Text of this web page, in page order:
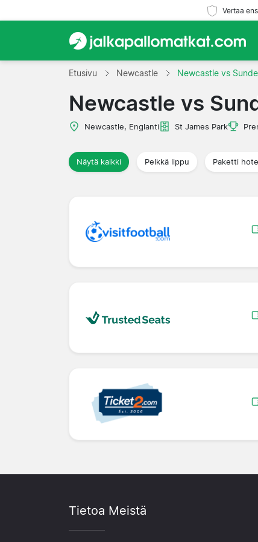
Vertaa
Etusivu Newcastle Newcastle vs
Newcastle vs
Newcastle, Englanti St James Park
Näytä kaikki Pelkkä lippu Paketti
Tietoa Meistä